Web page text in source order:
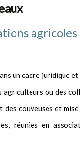
un cadre juridique
agriculteurs ou des
couveuses et mise
réunies en